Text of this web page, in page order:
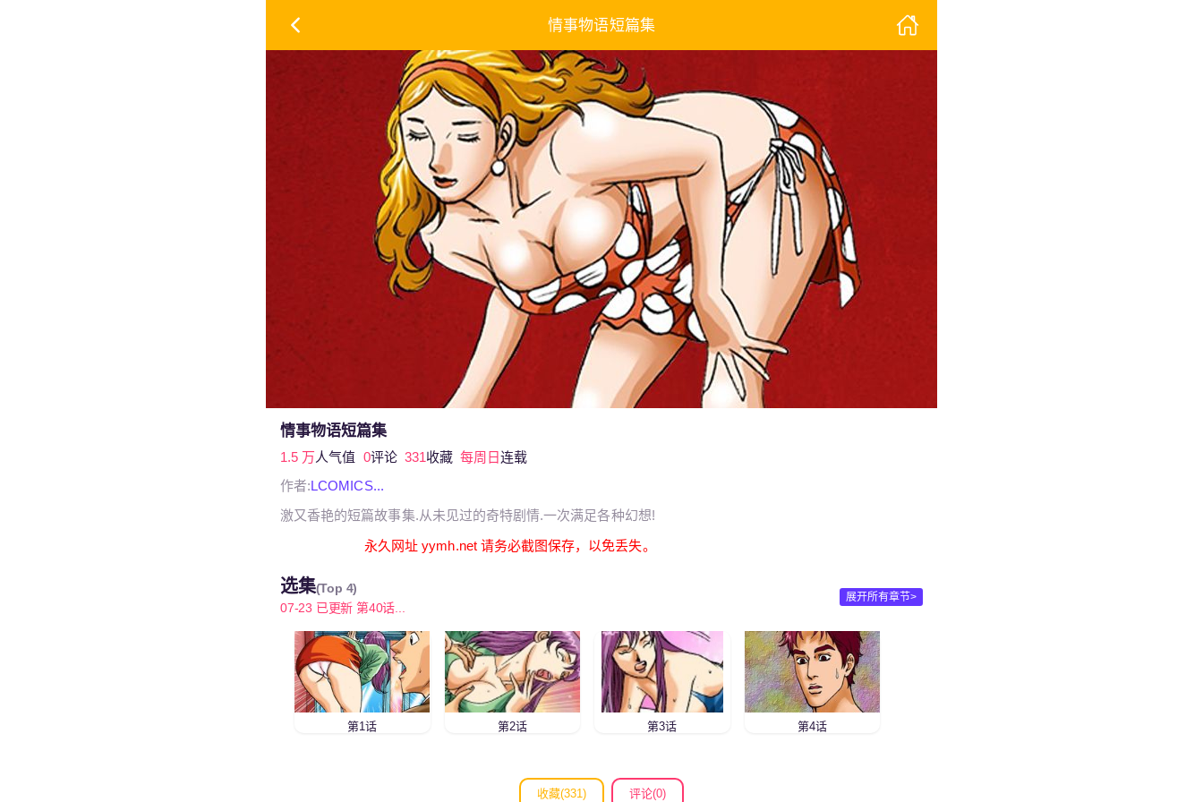
情事物语短篇集
情事物语短篇集
1.5 万人气值 0评论 331收藏 每周日连载
作者:LCOMICS...
激又香艳的短篇故事集.从未见过的奇特剧情.一次满足各种幻想!
永久网址 yymh.net 请务必截图保存，以免丢失。
选集(Top 4)
07-23 已更新 第40话...
展开所有章节>
第1话 第2话 第3话 第4话
收藏(331) 评论(0)